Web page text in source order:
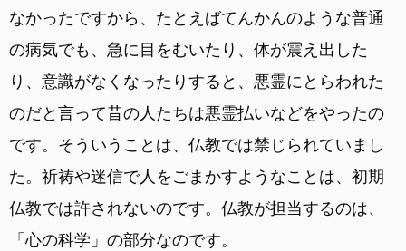
なかったですから、たとえばてんかんのような普通
の病気でも、急に目をむいたり、体が震え出した
り、意識がなくなったりすると、悪霊にとらわれた
のだと言って昔の人たちは悪霊払いなどをやったの
です。そういうことは、仏教では禁じられていまし
た。祈祷や迷信で人をごまかすようなことは、初期
仏教では許されないのです。仏教が担当するのは、
「心の科学」の部分なのです。